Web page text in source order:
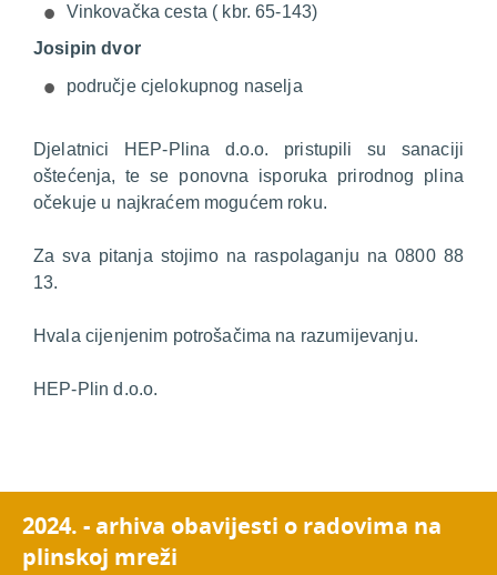
Vinkovačka cesta ( kbr. 65-143)
Josipin dvor
područje cjelokupnog naselja
Djelatnici HEP-Plina d.o.o. pristupili su sanaciji
oštećenja, te se ponovna isporuka prirodnog plina
očekuje u najkraćem mogućem roku.
Za sva pitanja stojimo na raspolaganju na 0800 88
13.
Hvala cijenjenim potrošačima na razumijevanju.
HEP-Plin d.o.o.
2024. - arhiva obavijesti o radovima na
plinskoj mreži